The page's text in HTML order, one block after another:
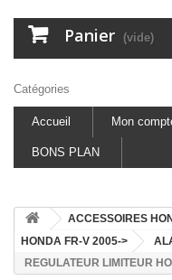
Panier (vide)
Catégories
Accueil Mon
BONS PLAN
ACCESSOIRES
HONDA FR-V 2005->
REGULATEUR LIMITEUR